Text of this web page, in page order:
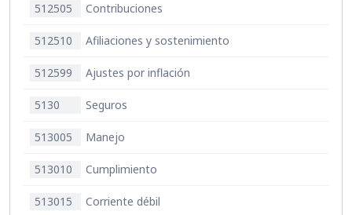
512505 Contribuciones
512510 Afiliaciones y sostenimiento
512599 Ajustes por inflación
5130 Seguros
513005 Manejo
513010 Cumplimiento
513015 Corriente débil